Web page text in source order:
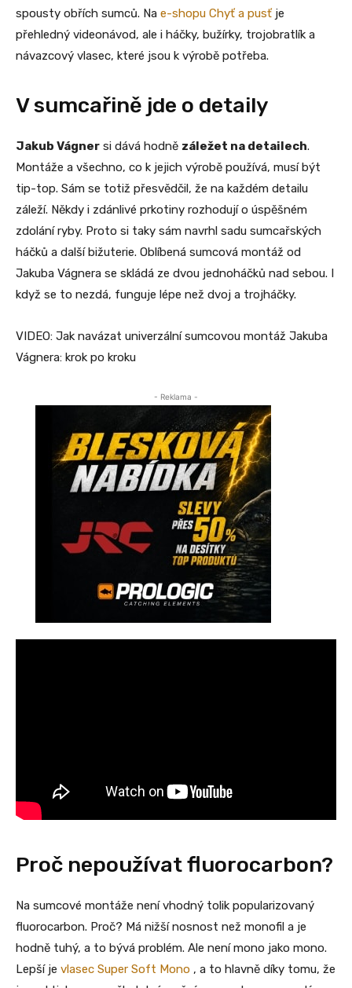
spousty obřích sumců. Na e-shopu Chyť a pusť je
přehledný videonávod, ale i háčky, bužírky, trojobratlík a
návazcový vlasec, které jsou k výrobě potřeba.
V sumcařině jde o detaily
Jakub Vágner si dává hodně záležet na detailech.
Montáže a všechno, co k jejich výrobě používá, musí být
tip-top. Sám se totiž přesvědčil, že na každém detailu
záleží. Někdy i zdánlivé prkotiny rozhodují o úspěšném
zdolání ryby. Proto si taky sám navrhl sadu sumcařských
háčků a další bižuterie. Oblíbená sumcová montáž od
Jakuba Vágnera se skládá ze dvou jednoháčků nad sebou. I
když se to nezdá, funguje lépe než dvoj a trojháčky.
VIDEO: Jak navázat univerzální sumcovou montáž Jakuba
Vágnera: krok po kroku
- Reklama -
Proč nepoužívat fluorocarbon?
Na sumcové montáže není vhodný tolik popularizovaný
fluorocarbon. Proč? Má nižší nosnost než monofil a je
hodně tuhý, a to bývá problém. Ale není mono jako mono.
Lepší je vlasec Super Soft Mono , a to hlavně díky tomu, že